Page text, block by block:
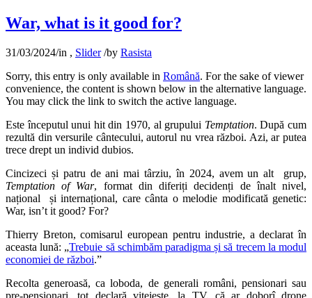
War, what is it good for?
31/03/2024/in , Slider /by Rasista
Sorry, this entry is only available in Română. For the sake of viewer
convenience, the content is shown below in the alternative language.
You may click the link to switch the active language.
Este începutul unui hit din 1970, al grupului Temptation. După cum
rezultă din versurile cântecului, autorul nu vrea război. Azi, ar putea
trece drept un individ dubios.
Cincizeci și patru de ani mai târziu, în 2024, avem un alt grup,
Temptation of War, format din diferiți decidenți de înalt nivel,
național și internațional, care cânta o melodie modificată genetic:
War, isn’t it good? For?
Thierry Breton, comisarul european pentru industrie, a declarat în
aceasta lună: „Trebuie să schimbăm paradigma și să trecem la modul
economiei de război.”
Recolta generoasă, ca loboda, de generali români, pensionari sau